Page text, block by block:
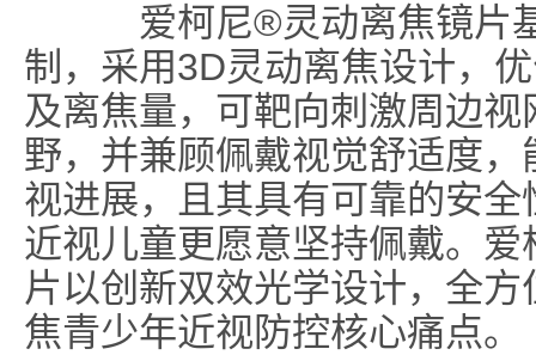
爱柯尼®灵动离焦镜片
制，采用3D灵动离焦设计，
及离焦量，可靶向刺激周边
野，并兼顾佩戴视觉舒适度
视进展，且其具有可靠的安
近视儿童更愿意坚持佩戴。
片以创新双效光学设计，全
焦青少年近视防控核心痛点。